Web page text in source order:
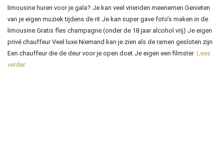
limousine huren voor je gala? Je kan veel vrienden meenemen Genieten
van je eigen muziek tijdens de rit Je kan super gave foto’s maken in de
limousine Gratis fles champagne (onder de 18 jaar alcohol vrij) Je eigen
privé chauffeur Veel luxe Niemand kan je zien als de ramen gesloten zijn
Een chauffeur die de deur voor je open doet Je eigen een filmster Lees
verder